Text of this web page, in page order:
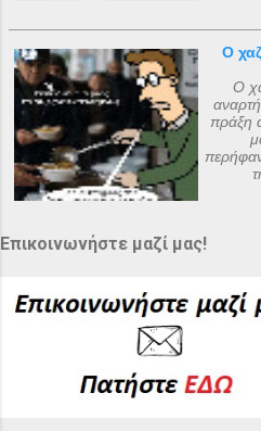
Ο
Ο
πράξη
Επικοινωνήστε μαζί μας!